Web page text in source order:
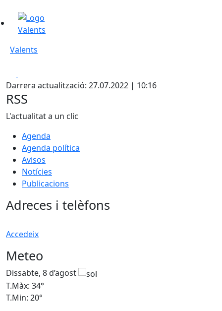
Valents
Valents
Darrera actualització: 27.07.2022 | 10:16
RSS
L'actualitat a un clic
Agenda
Agenda política
Avisos
Notícies
Publicacions
Adreces i telèfons
Accedeix
Meteo
Dissabte, 8 d’agost
T.Màx: 34°
T.Min: 20°